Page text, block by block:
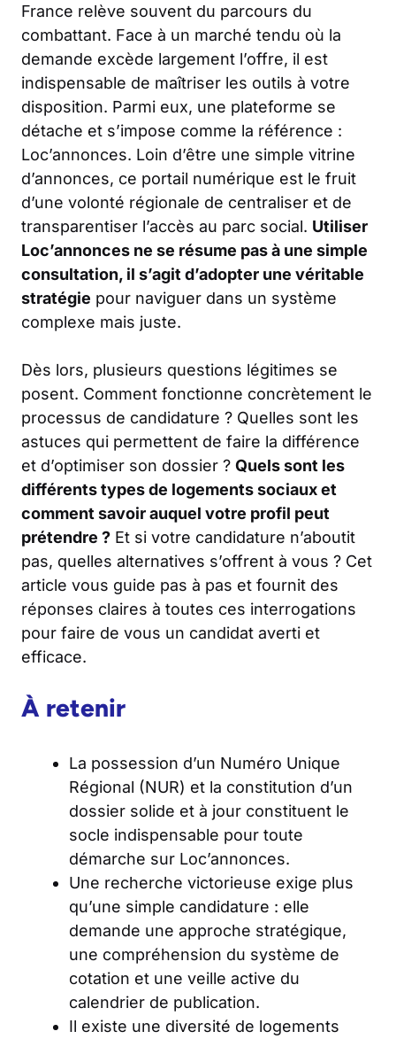
France relève souvent du parcours du
combattant. Face à un marché tendu où la
demande excède largement l’offre, il est
indispensable de maîtriser les outils à votre
disposition. Parmi eux, une plateforme se
détache et s’impose comme la référence :
Loc’annonces. Loin d’être une simple vitrine
d’annonces, ce portail numérique est le fruit
d’une volonté régionale de centraliser et de
transparentiser l’accès au parc social. Utiliser
Loc’annonces ne se résume pas à une simple
consultation, il s’agit d’adopter une véritable
stratégie pour naviguer dans un système
complexe mais juste.
Dès lors, plusieurs questions légitimes se
posent. Comment fonctionne concrètement le
processus de candidature ? Quelles sont les
astuces qui permettent de faire la différence
et d’optimiser son dossier ? Quels sont les
différents types de logements sociaux et
comment savoir auquel votre profil peut
prétendre ? Et si votre candidature n’aboutit
pas, quelles alternatives s’offrent à vous ? Cet
article vous guide pas à pas et fournit des
réponses claires à toutes ces interrogations
pour faire de vous un candidat averti et
efficace.
À retenir
La possession d’un Numéro Unique
Régional (NUR) et la constitution d’un
dossier solide et à jour constituent le
socle indispensable pour toute
démarche sur Loc’annonces.
Une recherche victorieuse exige plus
qu’une simple candidature : elle
demande une approche stratégique,
une compréhension du système de
cotation et une veille active du
calendrier de publication.
Il existe une diversité de logements